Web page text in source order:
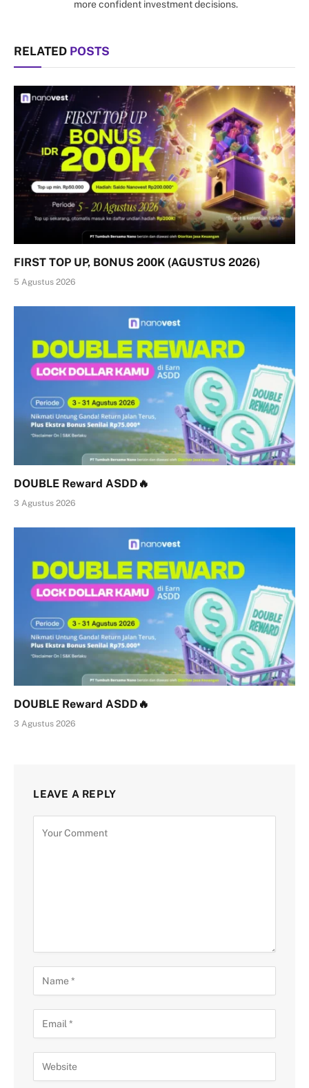
more confident investment decisions.
RELATED POSTS
FIRST TOP UP, BONUS 200K (AGUSTUS 2026)
5 Agustus 2026
DOUBLE Reward ASDD🔥
3 Agustus 2026
DOUBLE Reward ASDD🔥
3 Agustus 2026
LEAVE A REPLY